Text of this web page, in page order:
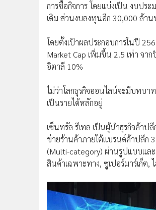
การซื้อกิจการ โดยแบ่งเป็น งบปร
เดิม ส่วนงบลงทุนอีก 30,000 ล้าน
โดยตั้งเป้าผลประกอบการในปี
Market Cap เพิ่มขึ้น 2.5 เท่า จา
อิตาลี 10%
ไม่ว่าโลกธุรกิจออนไลน์จะมีบทบ
เป็นรายได้หลักอยู่
เซ็นทรัล รีเทล เป็นผู้นำธุรกิจค้าป
ข่ายร้านค้าภายใต้แบรนด์ค้าปลีก
(Multi-category) ผ่านรูปแบบแล
สินค้าเฉพาะทาง, ซูเปอร์มาร์เก็